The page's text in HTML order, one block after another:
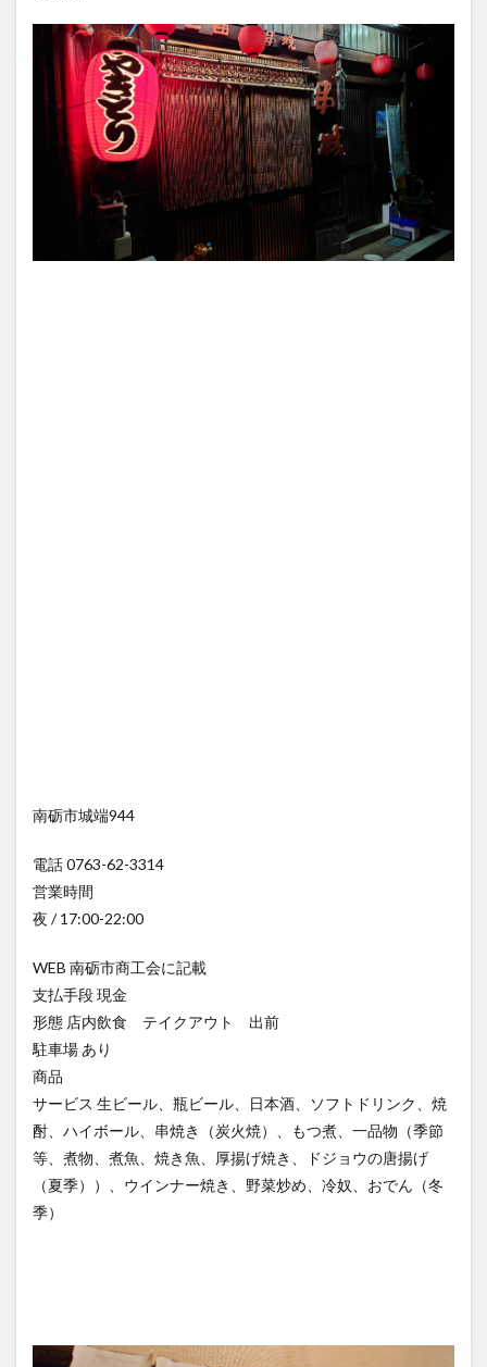
南砺市城端944
電話 0763-62-3314
営業時間
夜 / 17:00-22:00
WEB 南砺市商工会に記載
支払手段 現金
形態 店内飲食 テイクアウト 出前
駐車場 あり
商品
サービス 生ビール、瓶ビール、日本酒、ソフトドリンク、焼
酎、ハイボール、串焼き（炭火焼）、もつ煮、一品物（季節
等、煮物、煮魚、焼き魚、厚揚げ焼き、ドジョウの唐揚げ
（夏季））、ウインナー焼き、野菜炒め、冷奴、おでん（冬
季）